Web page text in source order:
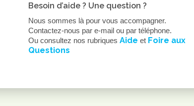
Besoin d’aide ? Une question ?
Nous sommes là pour vous accompagner.
Contactez-nous par e-mail ou par téléphone.
Ou consultez nos rubriquesAide et Foire aux
Questions